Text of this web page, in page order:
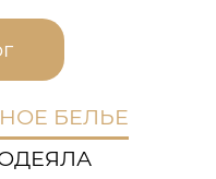
БЕЛЬЕ